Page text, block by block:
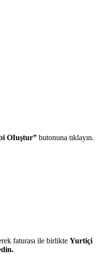
OIuştur” butonuna tıklayın.
faturası ile birlikte Yurtiçi